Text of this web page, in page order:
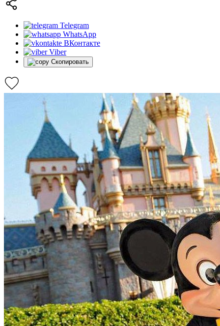
Telegram
WhatsApp
ВКонтакте
Viber
Скопировать